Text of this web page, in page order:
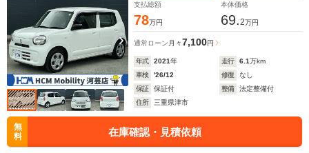
支払総額
78万円
本体価格
69.2万円
通常ローン 月々7,100円
年式 2021年 走行 6.1万km
車検
'26/12 修復
なし
保証
保証付 整備
法定整備付
住所
三重県津市
無
料
在庫確認・見積依頼